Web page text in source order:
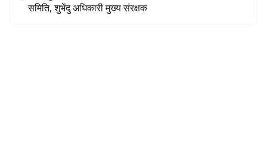
समिति, शुभेंदु अधिकारी मुख्य संरक्षक